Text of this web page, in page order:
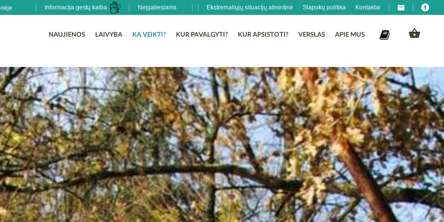
Ekstremaliųjų situacijų atmintinė Slapukų politika Kontaktai
Neįgaliesiams
Informacija gestų kalba
NAUJIENOS LAIVYBA KĄ VEIKTI? KUR PAVALGYTI? KUR APSISTOTI? VERSLAS APIE MUS